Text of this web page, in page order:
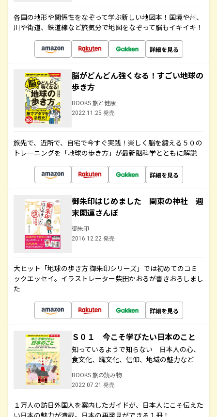
各国の地形や関係性をなぞって学ぶ新しい地図本！国境や州、
川や街道、鉄道線など旅気分で地図をなぞって脳もイキイキ！
詳細を見る
脳がどんどん強くなる！すごい地球の
歩き方
BOOKS 旅と健康
2022.11.25 発売
旅先で、近所で、自宅で今すぐ実践！楽しく脳を鍛える５０の
トレーニングを「地球の歩き方」が最新脳科学とともに解説
詳細を見る
御朱印はじめました 関東の神社 週
末開運さんぽ
御朱印
2016.12.22 発売
大ヒット「地球の歩き方 御朱印シリーズ」では初めてのコミ
ックエッセイ。イラストレーター柴田かおるが書きおろしまし
た
詳細を見る
Ｓ０１ 今こそ学びたい日本のこと
知っているようで知らない 日本人の心、
食文化、職文化、信仰、地域の魅力など
BOOKS 旅の読み物
2022.07.21 発売
１万人の訪日外国人を案内したガイドが、日本人にこそ伝えた
い日本の魅力が満載。日本の再発見ができる１冊！